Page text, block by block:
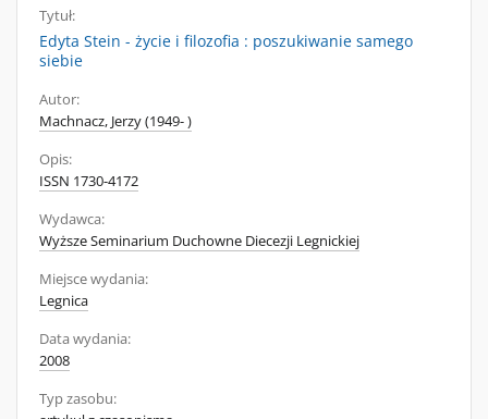
Tytuł:
Edyta Stein - życie i filozofia : poszukiwanie samego
siebie
Autor:
Machnacz, Jerzy (1949- )
Opis:
ISSN 1730-4172
Wydawca:
Wyższe Seminarium Duchowne Diecezji Legnickiej
Miejsce wydania:
Legnica
Data wydania:
2008
Typ zasobu: